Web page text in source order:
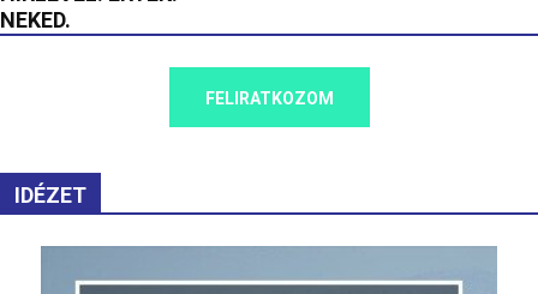
NEKED.
FELIRATKOZOM
IDÉZET